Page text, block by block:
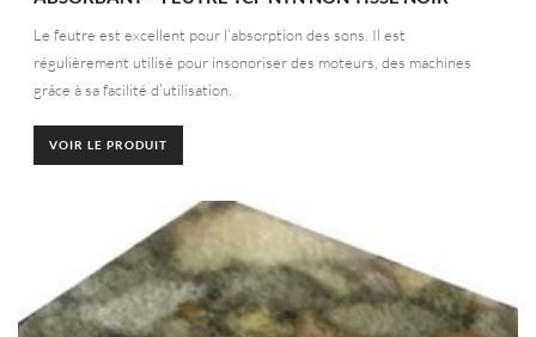
Le feutre est excellent pour l’absorption des sons. Il est
régulièrement utilisé pour insonoriser des moteurs, des machines
grâce à sa facilité d’utilisation.
VOIR LE PRODUIT